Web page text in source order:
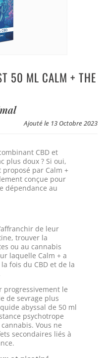
50 ML CALM + THE
Ajouté le 13 Octobre 2023
CBD et
plus doux ? Si oui,
par Calm +
conçue pour
dépendance au
de leur
trouver la
ou au cannabis
laquelle Calm + a
fois du CBD et de la
progressivement le
de sevrage plus
abyssal de 50 ml
psychotrope
Vous ne
secondaires liés à